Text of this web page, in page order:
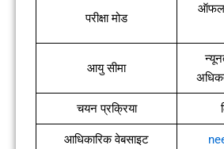
परीक्षा मोड
आयु सीमा
चयन प्रक्रिया
आधिकारिक वेबसाइट